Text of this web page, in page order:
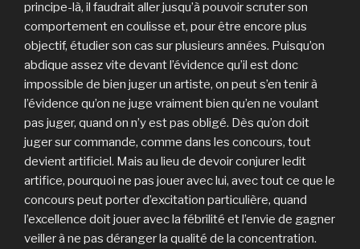
principe-là, il faudrait aller jusqu’à pouvoir scruter son
comportement en coulisse et, pour être encore plus
objectif, étudier son cas sur plusieurs années. Puisqu’on
abdique assez vite devant l’évidence qu’il est donc
impossible de bien juger un artiste, on peut s’en tenir à
l’évidence qu’on ne juge vraiment bien qu’en ne voulant
pas juger, quand on n’y est pas obligé. Dès qu’on doit
juger sur commande, comme dans les concours, tout
devient artificiel. Mais au lieu de devoir conjurer ledit
artifice, pourquoi ne pas jouer avec lui, avec tout ce que le
concours peut porter d’excitation particulière, quand
l’excellence doit jouer avec la fébrilité et l’envie de gagner
veiller à ne pas déranger la qualité de la concentration.